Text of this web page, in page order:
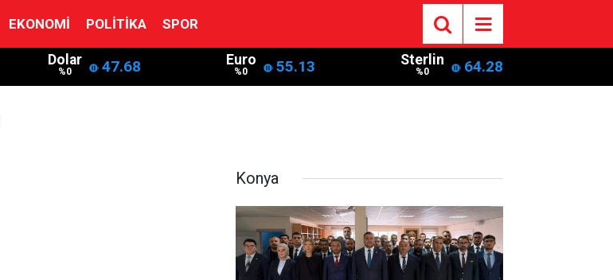
EKONOMI POLITIKA SPOR
Dolar
%0 47.68 Euro
%0 55.13 Sterlin
%0 64.28
Konya